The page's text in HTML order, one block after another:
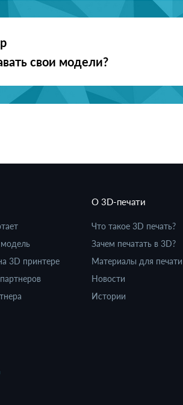
свои модели?
3D принтере
О 3D-печати
Что такое 3D печать?
Зачем печатать в 3D?
Материалы для печати
Новости
Истории